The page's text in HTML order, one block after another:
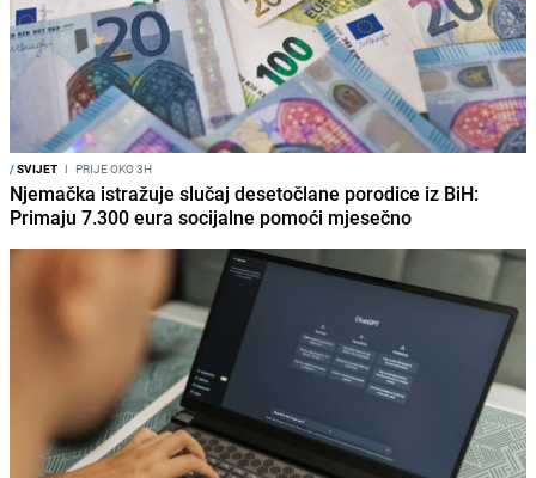
/SVIJET I PRIJE OKO 3H
Njemačka istražuje slučaj desetočlane porodice iz BiH:
Primaju 7.300 eura socijalne pomoći mjesečno